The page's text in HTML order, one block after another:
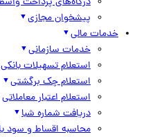
پیشخوان مجازی
خدمات مالی
خدمات سازمانی
استعلام تسهیلات بانکی
استعلام چک برگشتی
استعلام اعتبار معاملاتی
دریافت شماره شبا
محاسبه اقساط و سود بانکی